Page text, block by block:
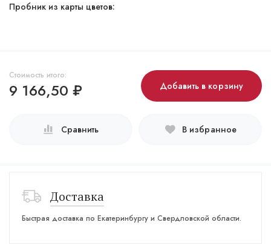
Пробник из карты цветов:
Стоимость итого:
9 166,50 ₽ Добавить в корзину
Сравнить В избранное
Доставка
Быстрая доставка по Екатеринбургу и Свердловской области.